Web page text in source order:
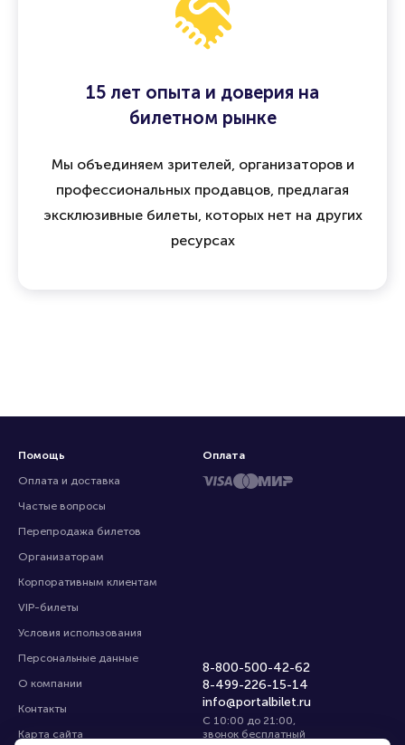
15 лет опыта и доверия на
билетном рынке
Мы объединяем зрителей, организаторов и
профессиональных продавцов, предлагая
эксклюзивные билеты, которых нет на других
ресурсах
Помощь
Оплата и доставка
Частые вопросы
Перепродажа билетов
Организаторам
Корпоративным клиентам
VIP-билеты
Условия использования
Персональные данные
О компании
Контакты
Карта сайта
8-800-500-42-62
8-499-226-15-14
info@portalbilet.ru
С 10:00 до 21:00,
звонок бесплатный
Оплата